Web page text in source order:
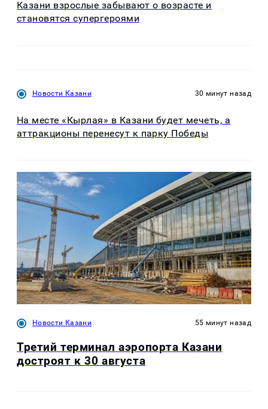
Казани взрослые забывают о возрасте и
становятся супергероями
Новости Казани 30 минут назад
На месте «Кырлая» в Казани будет мечеть, а
аттракционы перенесут к парку Победы
Новости Казани 55 минут назад
Третий терминал аэропорта Казани
достроят к 30 августа